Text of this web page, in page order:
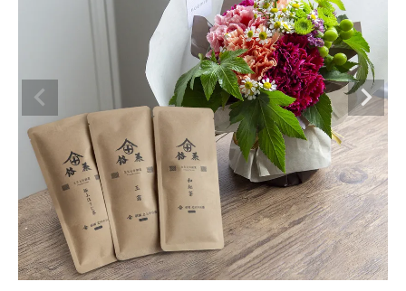
新規会員登録で300ポイントプレゼント
他にもお得な特典がいっぱい！
新規会員登録 ログイン
【9～11月】日本茶+そ
のまま飾れる秋のブーケ